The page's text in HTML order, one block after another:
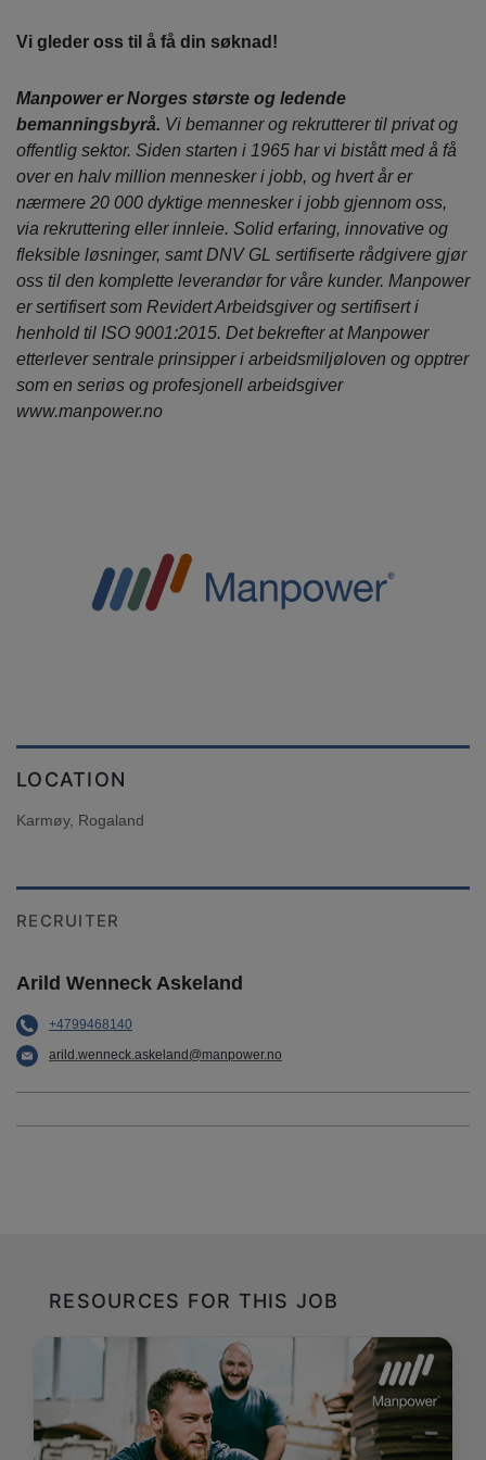
Vi gleder oss til å få din søknad!
Manpower er Norges største og ledende
bemanningsbyrå. Vi bemanner og rekrutterer til privat og
offentlig sektor. Siden starten i 1965 har vi bistått med å få
over en halv million mennesker i jobb, og hvert år er
nærmere 20 000 dyktige mennesker i jobb gjennom oss,
via rekruttering eller innleie. Solid erfaring, innovative og
fleksible løsninger, samt DNV GL sertifiserte rådgivere gjør
oss til den komplette leverandør for våre kunder. Manpower
er sertifisert som Revidert Arbeidsgiver og sertifisert i
henhold til ISO 9001:2015. Det bekrefter at Manpower
etterlever sentrale prinsipper i arbeidsmiljøloven og opptrer
som en seriøs og profesjonell arbeidsgiver
www.manpower.no
LOCATION
Karmøy, Rogaland
RECRUITER
Arild Wenneck Askeland
+4799468140
arild.wenneck.askeland@manpower.no
RESOURCES FOR THIS JOB